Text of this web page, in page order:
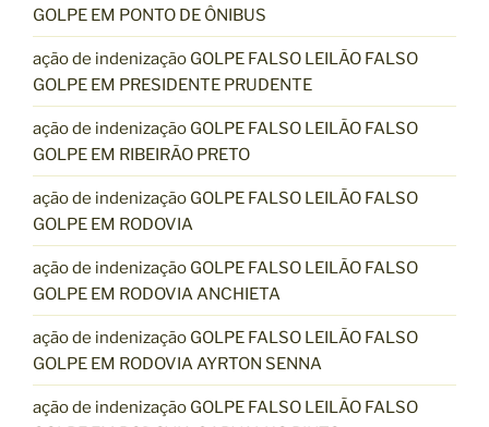
GOLPE EM PONTO DE ÔNIBUS
ação de indenização GOLPE FALSO LEILÃO FALSO
GOLPE EM PRESIDENTE PRUDENTE
ação de indenização GOLPE FALSO LEILÃO FALSO
GOLPE EM RIBEIRÃO PRETO
ação de indenização GOLPE FALSO LEILÃO FALSO
GOLPE EM RODOVIA
ação de indenização GOLPE FALSO LEILÃO FALSO
GOLPE EM RODOVIA ANCHIETA
ação de indenização GOLPE FALSO LEILÃO FALSO
GOLPE EM RODOVIA AYRTON SENNA
ação de indenização GOLPE FALSO LEILÃO FALSO